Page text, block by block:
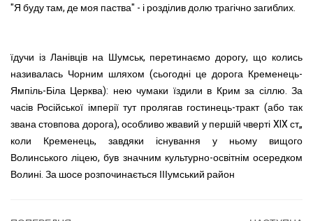
"Я буду там, де моя паства" - і розділив долю трагічно загиблих.
їдучи із Ланівців на Шумськ, перетинаємо дорогу, що колись
називалась Чорним шляхом (сьогодні це дорога Кременець-
Ямпіль-Біла Церква): нею чумаки їздили в Крим за сіллю. За
часів Російської імперії тут пролягав гостинець-тракт (або так
звана стовпова дорога), особливо жвавий у першій чверті XIX ст„
коли Кременець, завдяки існування у ньому вищого
Волинського ліцею, був значним культурно-освітнім осередком
Волині. За шосе розпочинається ІІІумський район